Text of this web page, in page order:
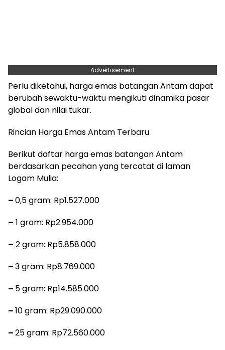
Advertisement
Perlu diketahui, harga emas batangan Antam dapat
berubah sewaktu-waktu mengikuti dinamika pasar
global dan nilai tukar.
Rincian Harga Emas Antam Terbaru
Berikut daftar harga emas batangan Antam
berdasarkan pecahan yang tercatat di laman
Logam Mulia:
–0,5 gram: Rp1.527.000
– 1 gram: Rp2.954.000
– 2 gram: Rp5.858.000
–3 gram: Rp8.769.000
– 5 gram: Rp14.585.000
–10 gram: Rp29.090.000
–25 gram: Rp72.560.000